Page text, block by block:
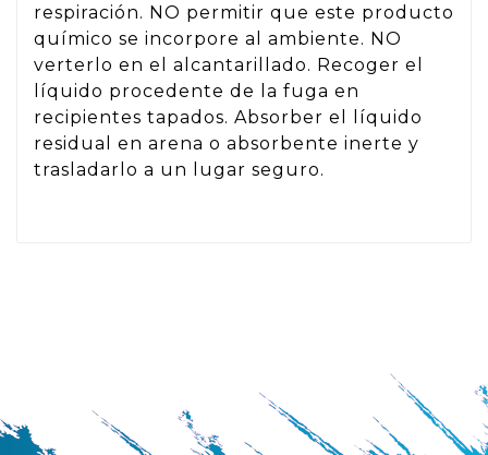
respiración. NO permitir que este producto
químico se incorpore al ambiente. NO
verterlo en el alcantarillado. Recoger el
líquido procedente de la fuga en
recipientes tapados. Absorber el líquido
residual en arena o absorbente inerte y
trasladarlo a un lugar seguro.